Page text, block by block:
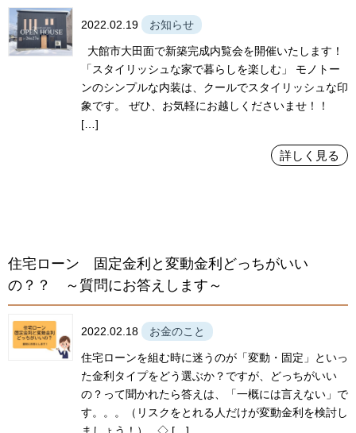
2022.02.19 お知らせ
大館市大田面で新築完成内覧会を開催いたします！
「スタイリッシュな家で暮らしを楽しむ」 モノトー
ンのシンプルな内装は、クールでスタイリッシュな印
象です。 ぜひ、お気軽にお越しくださいませ！！
[…]
詳しく見る
住宅ローン 固定金利と変動金利どっちがいい
の？？ ～質問にお答えします～
2022.02.18 お金のこと
住宅ローンを組む時に迷うのが「変動・固定」といっ
た金利タイプをどう選ぶか？ですが、どっちがいい
の？って聞かれたら答えは、「一概には言えない」で
す。。。（リスクをとれる人だけが変動金利を検討し